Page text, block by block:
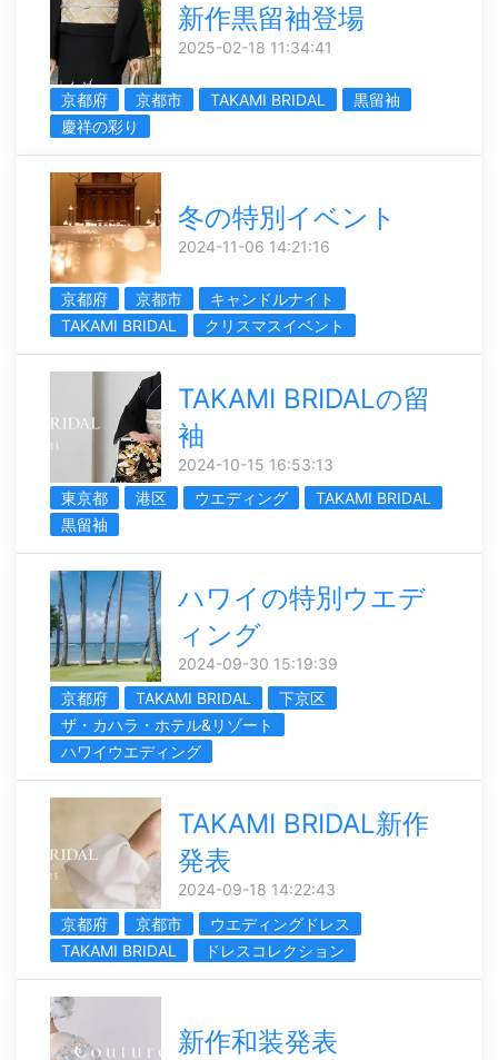
新作黒留袖登場
2025-02-18 11:34:41
京都府 京都市 TAKAMI BRIDAL
黒留袖
慶祥の彩り
冬の特別イベント
2024-11-06 14:21:16
京都府 京都市
キャンドルナイト
TAKAMI BRIDAL
クリスマスイベント
TAKAMI BRIDALの留
袖
2024-10-15 16:53:13
東京都
港区 ウエディング
TAKAMI BRIDAL
黒留袖
ハワイの特別ウエデ
ィング
2024-09-30 15:19:39
京都府
TAKAMI BRIDAL
下京区
ザ・カハラ・ホテル&リゾート
ハワイウエディング
TAKAMI BRIDAL新作
発表
2024-09-18 14:22:43
京都府
京都市
ウエディングドレス
TAKAMI BRIDAL
ドレスコレクション
新作和装発表